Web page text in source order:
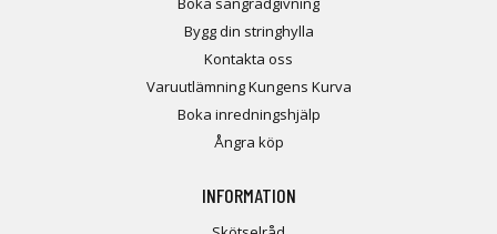
Bygg din stringhylla
Kontakta oss
Varuutlämning Kungens Kurva
Boka inredningshjälp
Ångra köp
INFORMATION